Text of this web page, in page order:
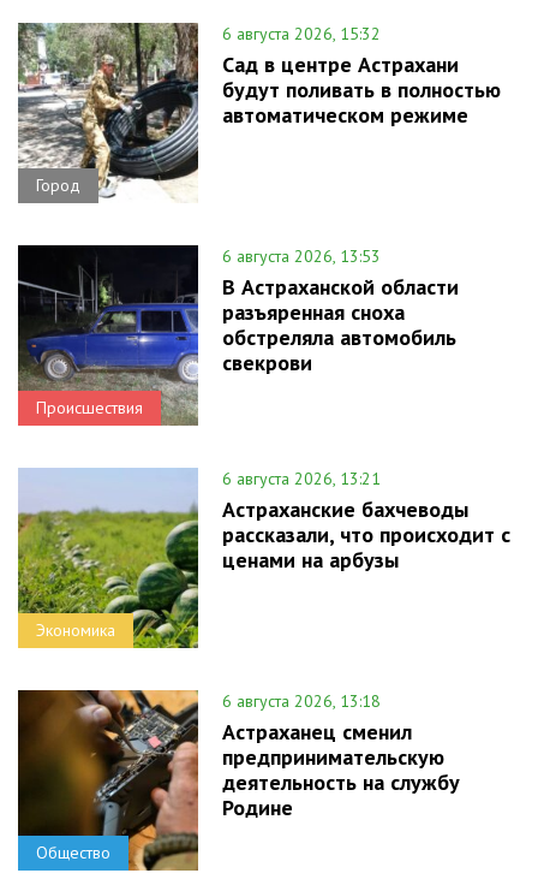
Город
6 августа 2026, 15:32
Сад в центре Астрахани
будут поливать в полностью
автоматическом режиме
Происшествия
6 августа 2026, 13:53
В Астраханской области
разъяренная сноха
обстреляла автомобиль
свекрови
Экономика
6 августа 2026, 13:21
Астраханские бахчеводы
рассказали, что происходит с
ценами на арбузы
Общество
6 августа 2026, 13:18
Астраханец сменил
предпринимательскую
деятельность на службу
Родине